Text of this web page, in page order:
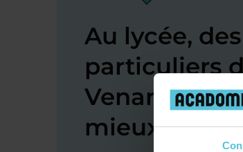
Au lycée,
particuliers
Venarey-les-
mieux